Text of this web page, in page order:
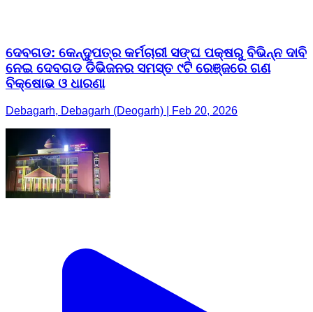
ଦେବଗଡ: କେନ୍ଦୁପତ୍ର କର୍ମଚାରୀ ସଙ୍ଘ ପକ୍ଷରୁ ବିଭିନ୍ନ ଦାବି
ନେଇ ଦେବଗଡ ଡିଭିଜନର ସମସ୍ତ ୯ଟି ରେଞ୍ଜରେ ଗଣ
ବିକ୍ଷୋଭ ଓ ଧାରଣା
Debagarh, Debagarh (Deogarh) | Feb 20, 2026